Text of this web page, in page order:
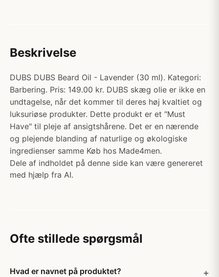
Beskrivelse
DUBS DUBS Beard Oil - Lavender (30 ml). Kategori:
Barbering. Pris: 149.00 kr. DUBS skæg olie er ikke en
undtagelse, når det kommer til deres høj kvaltiet og
luksuriøse produkter. Dette produkt er et "Must
Have" til pleje af ansigtshårene. Det er en nærende
og plejende blanding af naturlige og økologiske
ingredienser samme Køb hos Made4men.
Dele af indholdet på denne side kan være genereret
med hjælp fra AI.
Ofte stillede spørgsmål
Hvad er navnet på produktet?